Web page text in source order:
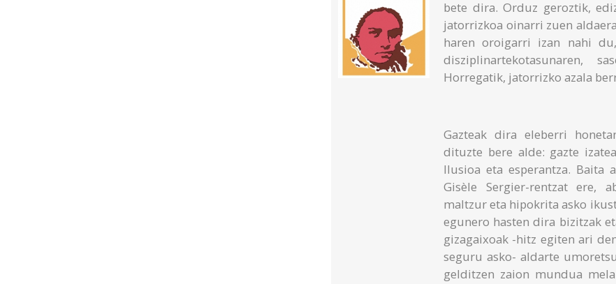
bete dira. Orduz geroztik,
jatorrizkoa oinarri zuen
haren oroigarri izan nahi
disziplinartekotasunaren,
Horregatik, jatorrizko azala
Gazteak dira eleberri
dituzte bere alde: gazte
Ilusioa eta esperantza. Baita
Gisèle Sergier-rentzat ere,
maltzur eta hipokrita asko
egunero hasten dira bizitzak
gizagaixoak -hitz egiten ari
seguru asko- aldarte
gelditzen zaion mundua